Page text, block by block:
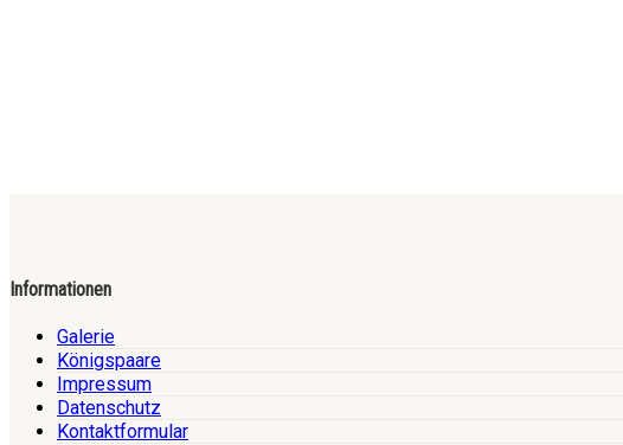
Informationen
Galerie
Königspaare
Impressum
Datenschutz
Kontaktformular